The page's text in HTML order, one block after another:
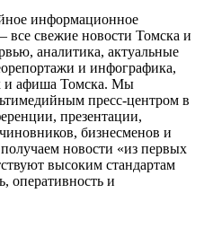
информационное
все свежие новости Томска и
аналитика, актуальные
и инфографика,
и афиша Томска. Мы
пресс-центром в
презентации,
бизнесменов и
новости «из первых
высоким стандартам
оперативность и